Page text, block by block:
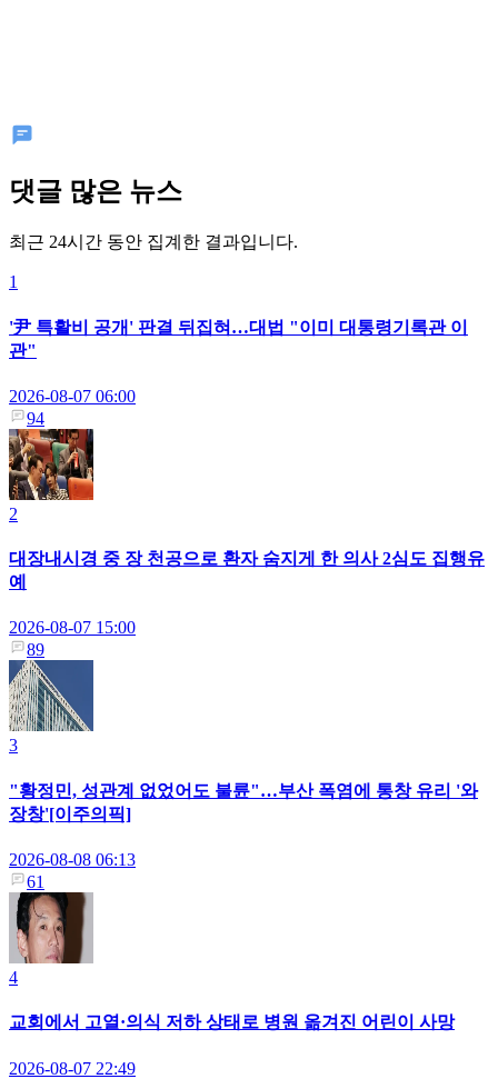
댓글 많은 뉴스
최근 24시간 동안 집계한 결과입니다.
1
'尹 특활비 공개' 판결 뒤집혀…대법 "이미 대통령기록관 이
관"
2026-08-07 06:00
94
2
대장내시경 중 장 천공으로 환자 숨지게 한 의사 2심도 집행유
예
2026-08-07 15:00
89
3
"황정민, 성관계 없었어도 불륜"…부산 폭염에 통창 유리 '와
장창'[이주의픽]
2026-08-08 06:13
61
4
교회에서 고열·의식 저하 상태로 병원 옮겨진 어린이 사망
2026-08-07 22:49